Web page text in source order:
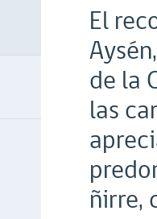
El
de la
las
ñirre,